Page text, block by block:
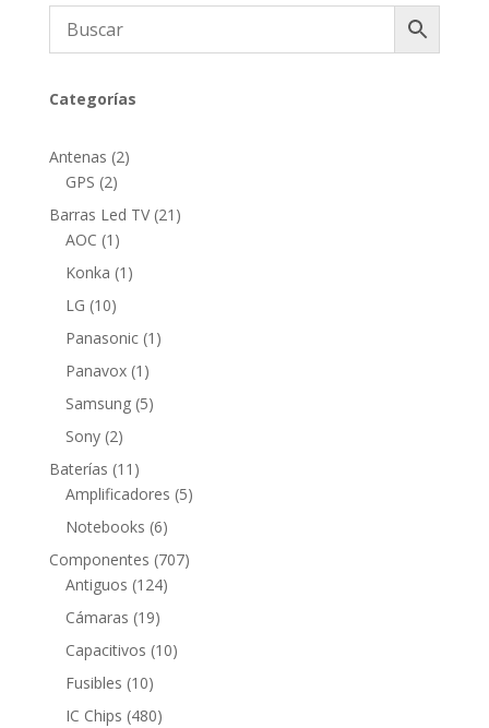
Categorías
Antenas 22
GPS 22
productos
Barras Led TV 21 21
AOC 1 1
producto
Konka 1 1
LG 1010
productos
Panasonic 1 1
Panavox 1 1
producto
Samsung 55
Sony 22
productos
Baterías 11 11
productos
Amplificadores 55
Notebooks 66
productos
Componentes 707707
Antiguos 124124
Cámaras 1919
productos
Capacitivos 1010
Fusibles 1010
productos
IC Chips 480480